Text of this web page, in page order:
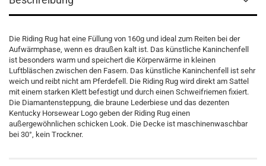
Die Riding Rug hat eine Füllung von 160g und ideal zum Reiten bei der
Aufwärmphase, wenn es draußen kalt ist. Das künstliche Kaninchenfell
ist besonders warm und speichert die Körperwärme in kleinen
Luftbläschen zwischen den Fasern. Das künstliche Kaninchenfell ist sehr
weich und reibt nicht am Pferdefell. Die Riding Rug wird direkt am Sattel
mit einem starken Klett befestigt und durch einen Schweifriemen fixiert.
Die Diamantensteppung, die braune Lederbiese und das dezenten
Kentucky Horsewear Logo geben der Riding Rug einen
außergewöhnlichen schicken Look. Die Decke ist maschinenwaschbar
bei 30°, kein Trockner.